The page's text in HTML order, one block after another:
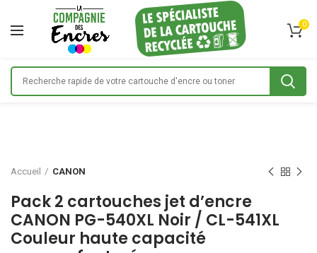
0
Accueil CANON
Pack 2 cartouches jet d’encre
CANON PG-540XL Noir / CL-541XL
Couleur haute capacité